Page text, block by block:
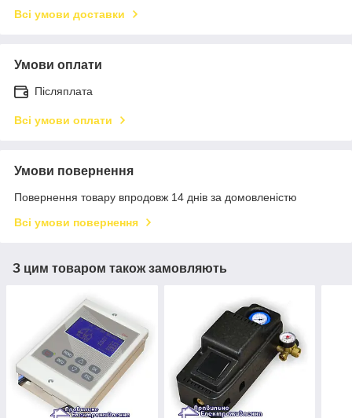
Всі умови доставки
Умови оплати
Післяплата
Всі умови оплати
Умови повернення
Повернення товару впродовж 14 днів за домовленістю
Всі умови повернення
З цим товаром також замовляють